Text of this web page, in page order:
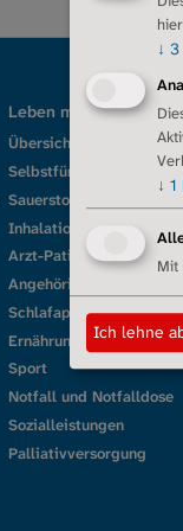
Leben mit
Übersicht
Selbstfürsorge
Sauerstoff und Technik
Inhalationen und
Arzt-Patienten-Beziehung
Angehörige
Schlafapnoen
Ernährung
Sport
Notfall und Notfalldose
Sozialleistungen
Palliativversorgung
↓ 3
↓ 1
Mit
Ich lehne